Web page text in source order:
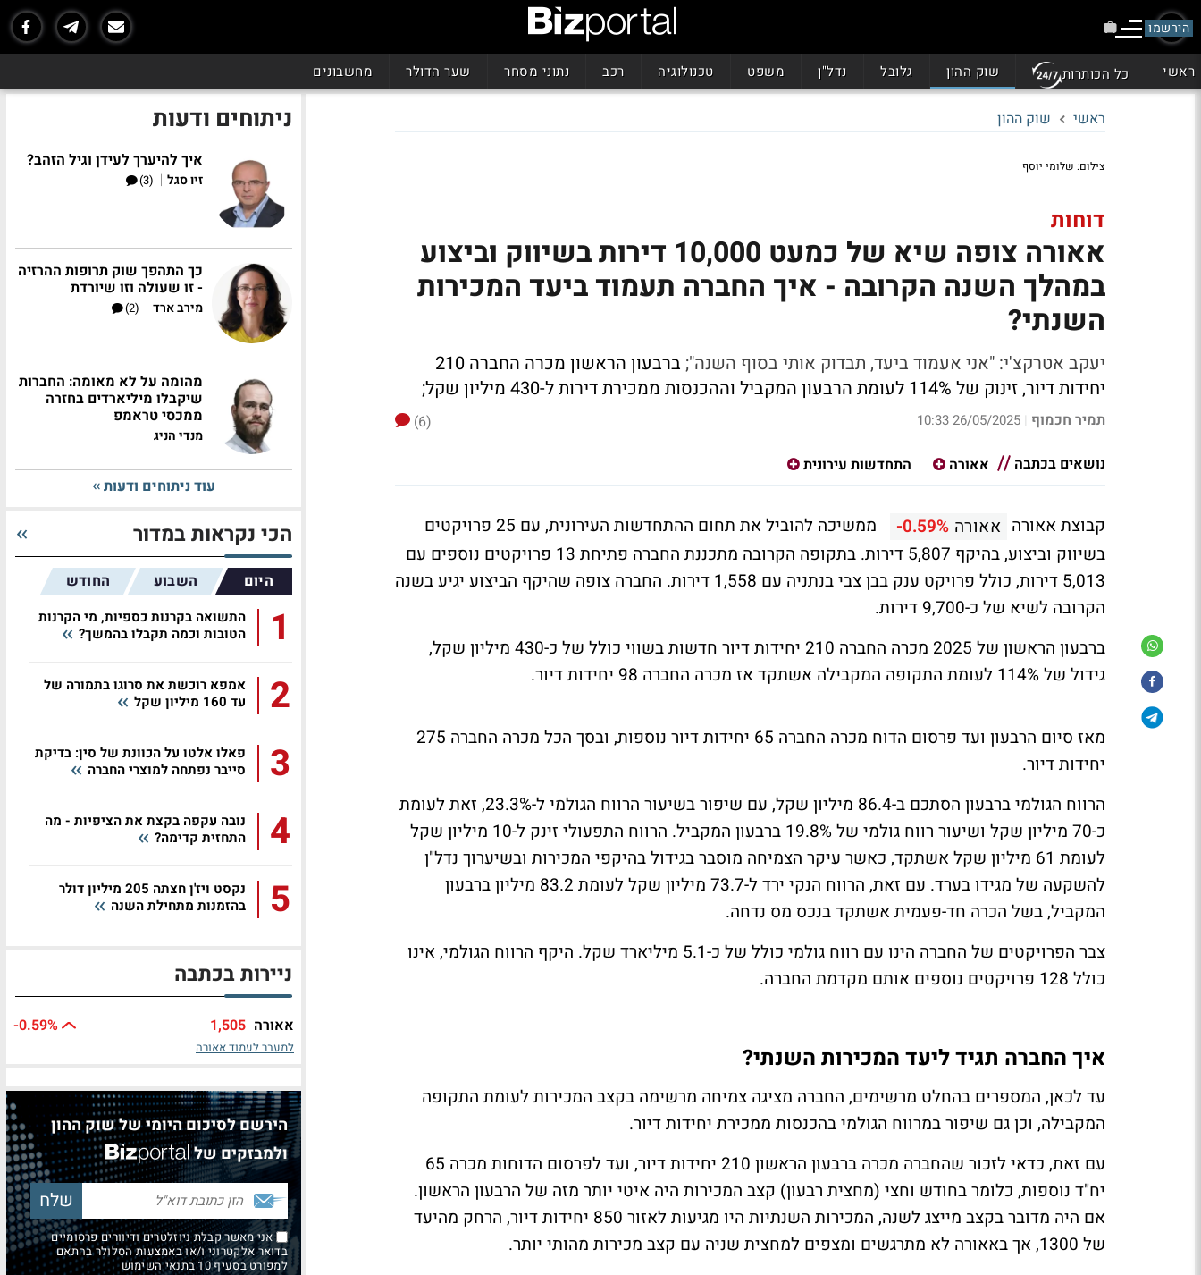
הירשמו
ראשי כל הכותרות שוק ההון גלובל נדל"ן משפט טכנולוגיה רכב נתוני מסחר שער הדולר מחשבונים
ראשי שוק ההון
צילום: שלומי יוסף
דוחות
אאורה צופה שיא של כמעט 10,000 דירות בשיווק וביצוע
במהלך השנה הקרובה - איך החברה תעמוד ביעד המכירות
השנתי?
יעקב אטרקצ'י: "אני אעמוד ביעד, תבדוק אותי בסוף השנה";
ברבעון הראשון מכרה החברה 210
יחידות דיור, זינוק של 114% לעומת הרבעון המקביל וההכנסות ממכירת דירות ל-430 מיליון שקל;
תמיר חכמוף |
26/05/2025 10:33
(6)
נושאים בכתבה
אאורה התחדשות עירונית
קבוצת אאורה אאורה -0.59% ממשיכה להוביל את תחום ההתחדשות העירונית,
עם 25 פרויקטים
בשיווק וביצוע, בהיקף 5,807 דירות. בתקופה הקרובה מתכננת החברה פתיחת 13 פרויקטים נוספים עם
5,013 דירות, כולל פרויקט ענק בבן צבי בנתניה עם 1,558 דירות. החברה צופה שהיקף הביצוע יגיע בשנה
הקרובה לשיא של כ-9,700 דירות.
ברבעון הראשון של 2025 מכרה החברה 210 יחידות דיור חדשות בשווי כולל של כ-430 מיליון שקל,
גידול של 114% לעומת התקופה המקבילה אשתקד אז מכרה החברה 98 יחידות דיור.
מאז סיום הרבעון ועד פרסום הדוח מכרה החברה 65 יחידות דיור נוספות, ובסך הכל מכרה החברה 275
יחידות דיור.
הרווח הגולמי ברבעון הסתכם ב-86.4 מיליון שקל, עם שיפור בשיעור הרווח הגולמי ל-23.3%, זאת לעומת
כ-70 מיליון שקל ושיעור רווח גולמי של 19.8% ברבעון המקביל. הרווח התפעולי זינק ל-10 מיליון שקל
לעומת 61 מיליון שקל אשתקד, כאשר עיקר הצמיחה מוסבר בגידול בהיקפי המכירות ובשיערוך נדל"ן
להשקעה של מגידו בערד. עם זאת, הרווח הנקי ירד ל-73.7 מיליון שקל לעומת 83.2 מיליון ברבעון
המקביל, בשל הכרה חד-פעמית אשתקד בנכס מס נדחה.
צבר הפרויקטים של החברה הינו עם רווח גולמי כולל של כ-5.1 מיליארד שקל. היקף הרווח הגולמי, אינו
כולל 128 פרויקטים נוספים אותם מקדמת החברה.
איך החברה תגיד ליעד המכירות השנתי?
עד לכאן, המספרים בהחלט מרשימים, החברה מציגה צמיחה מרשימה בקצב המכירות לעומת התקופה
המקבילה, וכן גם שיפור במרווח הגולמי בהכנסות ממכירת יחידות דיור.
עם זאת, כדאי לזכור שהחברה מכרה ברבעון הראשון 210 יחידות דיור, ועד לפרסום הדוחות מכרה 65
יח"ד נוספות, כלומר בחודש וחצי (מחצית רבעון) קצב המכירות היה איטי יותר מזה של הרבעון הראשון.
אם היה מדובר בקצב מייצג לשנה, המכירות השנתיות היו מגיעות לאזור 850 יחידות דיור, הרחק מהיעד
של 1300, אך באאורה לא מתרגשים ומצפים למחצית שניה עם קצב מכירות מהותי יותר.
ניתוחים ודעות
איך להיערך לעידן וגיל הזהב?
זיו סגל |
(3)
כך התהפך שוק תרופות ההרזיה
- זו שעולה וזו שיורדת
מירב ארד |
(2)
מהומה על לא מאומה: החברות
שיקבלו מיליארדים בחזרה
ממכסי טראמפ
מנדי הניג
עוד ניתוחים ודעות
הכי נקראות במדור
היום השבוע החודש
1
התשואה בקרנות כספיות, מי הקרנות
הטובות וכמה תקבלו בהמשך?
2
אמפא רוכשת את סרוגו בתמורה של
עד 160 מיליון שקל
3
פאלו אלטו על הכוונת של סין: בדיקת
סייבר נפתחה למוצרי החברה
4
נובה עקפה בקצת את הציפיות - מה
התחזית קדימה?
5
נקסט ויז'ן חצתה 205 מיליון דולר
בהזמנות מתחילת השנה
ניירות בכתבה
אאורה 1,505
-0.59%
למעבר לעמוד אאורה
הירשם לסיכום היומי של שוק ההון
ולמבזקים של
אני מאשר קבלת ניוזלטרים ודיוורים פרסומיים
בדואר אלקטרוני ו/או באמצעות הסלולר בהתאם
למפורט בסעיף 10 בתנאי השימוש